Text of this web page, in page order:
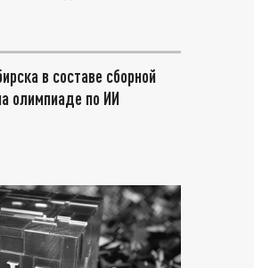
в составе сборной
олимпиаде по ИИ